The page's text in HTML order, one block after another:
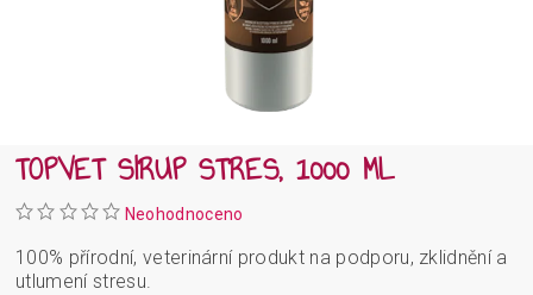
TOPVET SIRUP STRES, 1000 ML
Neohodnoceno
100% přírodní, veterinární produkt na podporu, zklidnění a
utlumení stresu.